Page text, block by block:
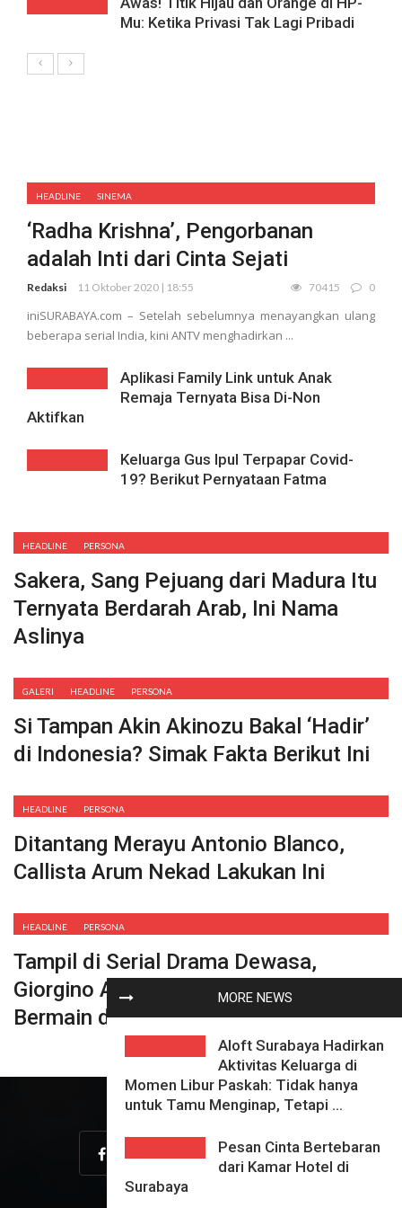
MORE NEWS
Aloft Surabaya Hadirkan
Aktivitas Keluarga di
Momen Libur Paskah: Tidak hanya
untuk Tamu Menginap, Tetapi ...
Pesan Cinta Bertebaran
dari Kamar Hotel di
Surabaya
Mu: Ketika Privasi Tak Lagi Pribadi
HEADLINE SINEMA
‘Radha Krishna’, Pengorbanan
adalah Inti dari Cinta Sejati
Redaksi 11 Oktober 2020 | 18:55 70415 0
iniSURABAYA.com – Setelah sebelumnya menayangkan ulang
beberapa serial India, kini ANTV menghadirkan ...
Aplikasi Family Link untuk Anak
Remaja Ternyata Bisa Di-Non
Aktifkan
Keluarga Gus Ipul Terpapar Covid-
19? Berikut Pernyataan Fatma
HEADLINE PERSONA
Sakera, Sang Pejuang dari Madura Itu
Ternyata Berdarah Arab, Ini Nama
Aslinya
GALERI HEADLINE PERSONA
Si Tampan Akin Akinozu Bakal ‘Hadir’
di Indonesia? Simak Fakta Berikut Ini
HEADLINE PERSONA
Ditantang Merayu Antonio Blanco,
Callista Arum Nekad Lakukan Ini
HEADLINE PERSONA
Tampil di Serial Drama Dewasa,
Giorgino Abraham : Saya Tidak Suka
Bermain di Zona Nyaman